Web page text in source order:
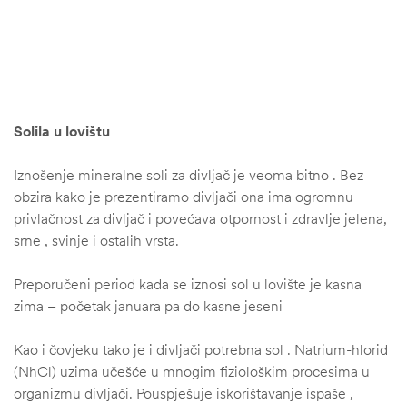
Solila u lovištu
Iznošenje mineralne soli za divljač je veoma bitno . Bez
obzira kako je prezentiramo divljači ona ima ogromnu
privlačnost za divljač i povećava otpornost i zdravlje jelena,
srne , svinje i ostalih vrsta.
Preporučeni period kada se iznosi sol u lovište je kasna
zima – početak januara pa do kasne jeseni
Kao i čovjeku tako je i divljači potrebna sol . Natrium-hlorid
(NhCl) uzima učešće u mnogim fiziološkim procesima u
organizmu divljači. Pouspješuje iskorištavanje ispaše ,